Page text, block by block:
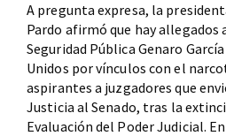
A pregunta expresa, la
Pardo afirmó que hay allegados
Seguridad Pública Genaro
Unidos por vínculos con el
aspirantes a juzgadores que
Justicia al Senado, tras la
Evaluación del Poder Judicial.